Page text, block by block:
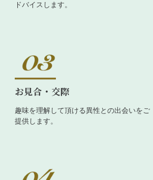
ドバイスします。
お見合・交際
趣味を理解して頂ける異性との出会いをご
提供します。